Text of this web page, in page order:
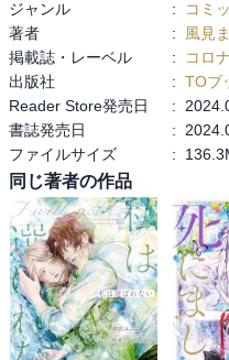
2巻も読んだけど、結構過酷な
いが待ってるにせよ、重たい。
ジャンル : コミ
著者
: 風見
掲載誌・レーベル
:
コロ
出版社
: TOブ
Reader Store発売日
:
書誌発売日
:
ファイルサイズ
:
同じ著者の作品